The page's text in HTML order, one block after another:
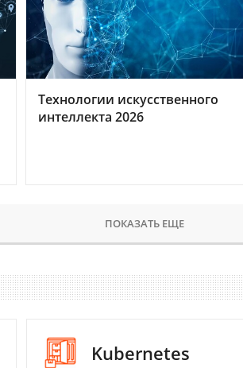
Технологии искусственного
интеллекта 2026
ПОКАЗАТЬ ЕЩЕ
Kubernetes